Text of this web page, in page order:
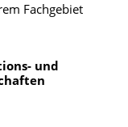
Fachgebiet
und